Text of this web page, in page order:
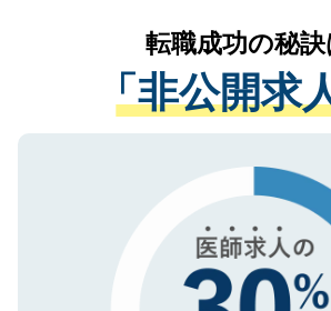
は、個人情報の取り扱いに
管理基準を満たした事業者
る、プライバシーマークを
ご登録いただいた個人情報
で、機密保持に関してもご
かがいして、現在の医療機
経験をまじえながら、適切
させていただきます。すぐ
ない方には、長期的なサポ
ので、まずはご登録くださ
転職成功の秘
「非公開求